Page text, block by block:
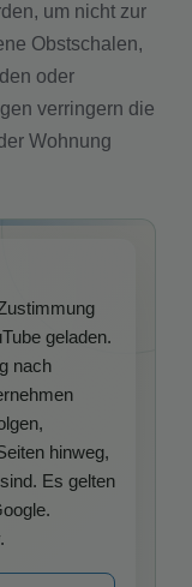
um nicht zur
Obstschalen,
oder
verringern die
Wohnung
geladen.
nach
hinweg,
Es gelten